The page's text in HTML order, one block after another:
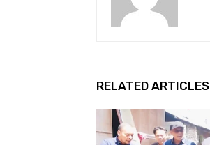
RELATED ARTICLES